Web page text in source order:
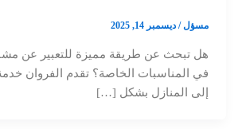
مسؤل/ ديسمبر 14, 2025
هل تبحث عن طريقة مميزة للتعبير عن
في المناسبات الخاصة؟ تقدم الفروان
إلى المنازل بشكل […]